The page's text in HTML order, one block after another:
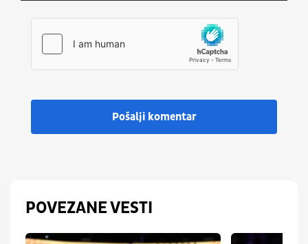
Pošalji komentar
POVEZANE VESTI